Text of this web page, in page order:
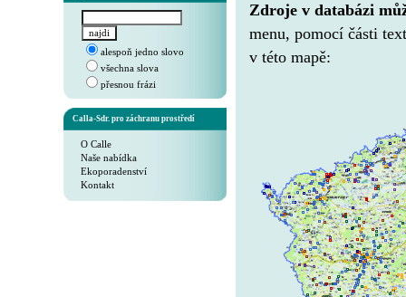
alespoň jedno slovo
všechna slova
přesnou frázi
Calla-Sdr. pro záchranu prostředí
O Calle
Naše nabídka
Ekoporadenství
Kontakt
Zdroje v databázi
menu, pomocí části
v této mapě: